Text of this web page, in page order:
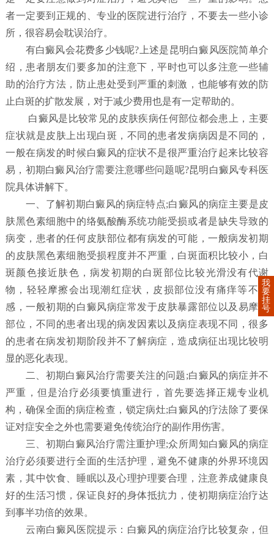
者一定要到正规的、专业的医院进行治疗，不要去一些小诊
所，很容易会耽误治疗。
有白癜风会花费多少钱呢?上述是昆明白癜风医院简单介
绍，患者朋友们要多加的注意下，平时也可以多注意一些辅
助的治疗方法，防止患处受到严重的刺激，也能够有效的防
止白斑的扩散发展，对于减少费用也是有一定帮助的。
白癜风是比较常见的皮肤疾病任何部位都会患上，主要
症状就是皮肤上出现白斑，不同的患者发病病因是不同的，
一般在病发的时候白癜风的症状不是很严重治疗起来比较容
易，初期白癜风治疗需要注意哪些问题呢?昆明白癜风专科医
院具体讲解下。
一、了解初期白癜风的病症特点;白癜风的病症主要是皮
肤黑色素细胞中的络氨酸酶系统功能受损或者是缺失导致的
病变，患者的任何皮肤部位都有病发的可能，一般病发初期
的皮肤黑色素细胞受损程度并不严重，白斑面积比较小，白
斑颜色接近肤色，病发初期的白斑部位比较光滑没有代谢
物，轻轻摩擦会出现潮红症状，皮损部位没有痛痒等不适
感，一般初期的白癜风病症常发于皮肤暴露部位以及易摩擦
部位，不同的患者出现的病发因素以及病症表现不同，很多
的患者在病发初期阶段并不了解病症，造成病征出现比较明
显的恶化表现。
二、初期白癜风治疗需要关注的问题;白癜风的病症并不
严重，但是治疗必须要慎重进行，首先要选择正规专业机
构，确保全面的病症检查，锁定病灶;白癜风的疗法除了要保
证对症安全之外也需要避免传统治疗的副作用伤害。
三、初期白癜风治疗需注重护理;众所周知白癜风的病症
治疗必须要进行全面的生活护理，避免不健康的外界环境因
素，其中饮食、睡眠以及心理护理要合理，注意养成健康良
好的生活习惯，保证良好的身体抵抗力，使初期病症治疗达
到事半功倍的效果。
云南白癜风医院提示：白癜风的病症治疗比较复杂，但
我
要
挂
号